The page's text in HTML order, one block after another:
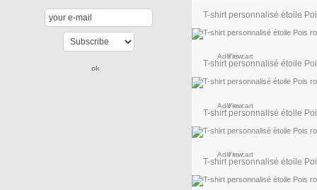
T-shirt personnalisé étoile
Add to cart
View
T-shirt personnalisé étoile
Add to cart
View
T-shirt personnalisé étoile
Add to cart
View
T-shirt personnalisé étoile